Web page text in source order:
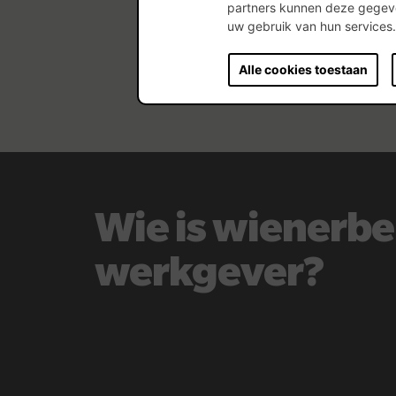
partners kunnen deze
uw gebruik van hun services.
Alle cookies toestaan
Wie is
werkgever?